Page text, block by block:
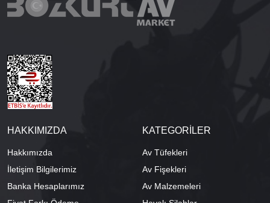
HAKKIMIZDA
Hakkımızda
İletişim Bilgilerimiz
Banka Hesaplarımız
KATEGORİLER
Av Tüfekleri
Av Fişekleri
Av Malzemeleri